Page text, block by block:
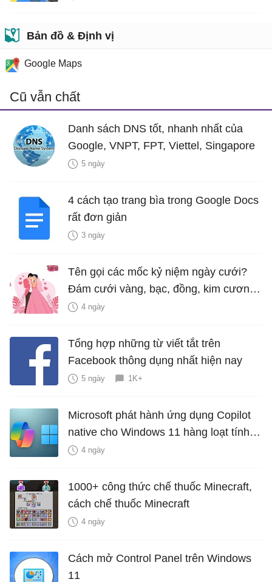
Bản đồ & Định vị
Google Maps
Cũ vẫn chất
Danh sách DNS tốt, nhanh nhất của
Google, VNPT, FPT, Viettel, Singapore
5 ngày
4 cách tạo trang bìa trong Google Docs
rất đơn giản
3 ngày
Tên gọi các mốc kỷ niệm ngày cưới?
Đám cưới vàng, bạc, đồng, kim cương
là bao nhiêu năm?
4 ngày
Tổng hợp những từ viết tắt trên
Facebook thông dụng nhất hiện nay
5 ngày 1K+
Microsoft phát hành ứng dụng Copilot
native cho Windows 11 hàng loạt tính
năng mới Hữu Ích
4 ngày
1000+ công thức chế thuốc Minecraft,
cách chế thuốc Minecraft
4 ngày
Cách mở Control Panel trên Windows
11